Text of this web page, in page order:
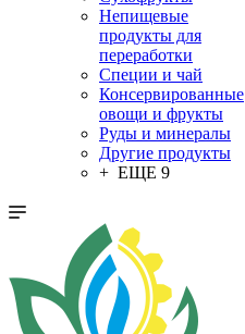
Непищевые
продукты для
переработки
Специи и чай
Консервированные
овощи и фрукты
Руды и минералы
Другие продукты
+ ЕЩЕ 9